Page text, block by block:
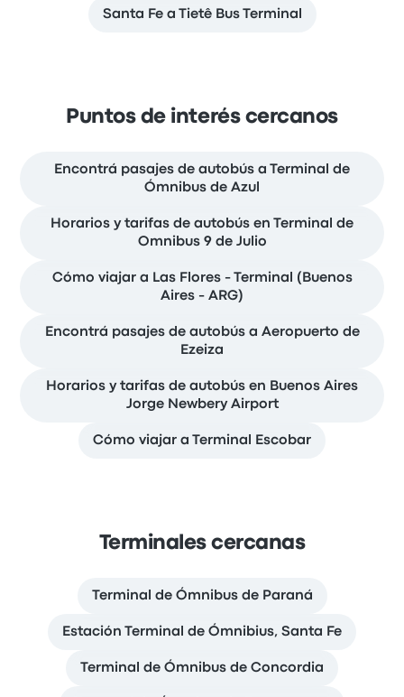
Santa Fe a Tietê Bus Terminal
Puntos de interés cercanos
Encontrá pasajes de autobús a Terminal de
Ómnibus de Azul
Horarios y tarifas de autobús en Terminal de
Omnibus 9 de Julio
Cómo viajar a Las Flores - Terminal (Buenos
Aires - ARG)
Encontrá pasajes de autobús a Aeropuerto de
Ezeiza
Horarios y tarifas de autobús en Buenos Aires
Jorge Newbery Airport
Cómo viajar a Terminal Escobar
Terminales cercanas
Terminal de Ómnibus de Paraná
Estación Terminal de Ómnibius, Santa Fe
Terminal de Ómnibus de Concordia